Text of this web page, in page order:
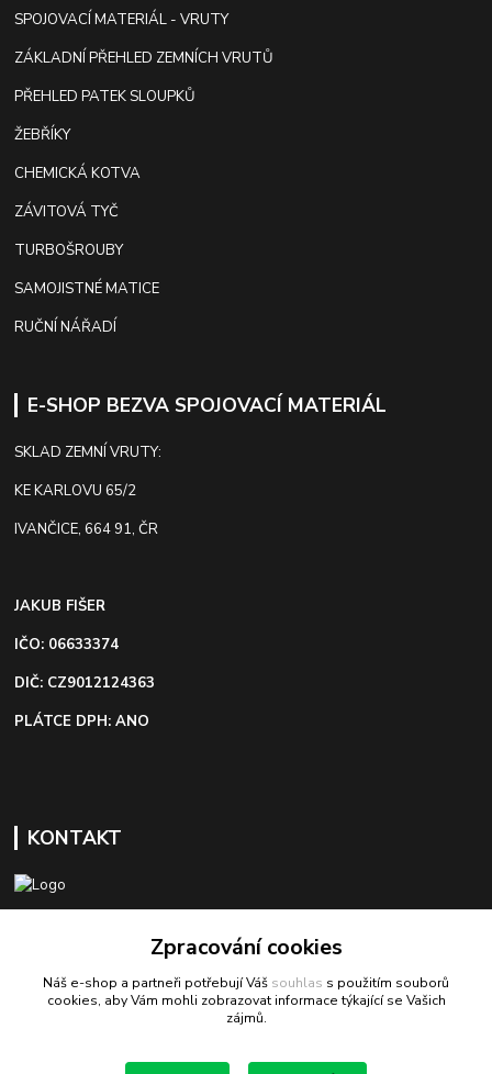
SPOJOVACÍ MATERIÁL - VRUTY
ZÁKLADNÍ PŘEHLED ZEMNÍCH VRUTŮ
PŘEHLED PATEK SLOUPKŮ
ŽEBŘÍKY
CHEMICKÁ KOTVA
ZÁVITOVÁ TYČ
TURBOŠROUBY
SAMOJISTNÉ MATICE
RUČNÍ NÁŘADÍ
E-SHOP BEZVA SPOJOVACÍ MATERIÁL
SKLAD ZEMNÍ VRUTY:
KE KARLOVU 65/2
IVANČICE, 664 91, ČR
JAKUB FIŠER
IČO: 06633374
DIČ: CZ9012124363
PLÁTCE DPH: ANO
KONTAKT
+420 603 418 822
odbyt@bezva-spojovacimaterial.cz
Zpracování cookies
Náš e-shop a partneři potřebují Váš souhlas s použitím souborů
cookies, aby Vám mohli zobrazovat informace týkající se Vašich
zájmů.